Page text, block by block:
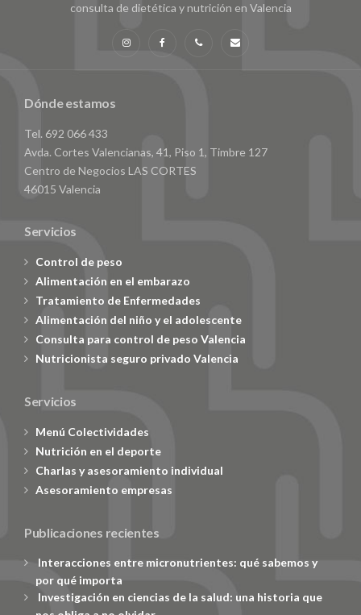
consulta de dietética y nutrición en Valencia
InstagramFacebookTeléfonoEmail
Dónde estamos
Tel. 692 066 433
Avda. Cortes Valencianas, 41, Piso 1, Timbre 127
Centro de Negocios LAS CORTES
46015 Valencia
Servicios
Control de peso
Alimentación en el embarazo
Tratamiento de Enfermedades
Alimentación del niño y el adolescente
Consulta para control de peso Valencia
Nutricionista seguro privado Valencia
Servicios
Menú Colectividades
Nutrición en el deporte
Charlas y asesoramiento individual
Asesoramiento empresas
Publicaciones recientes
Interacciones entre micronutrientes: qué sabemos y
por qué importa
Investigación en ciencias de la salud: una historia que